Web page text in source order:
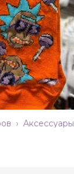
Аксессуары
›